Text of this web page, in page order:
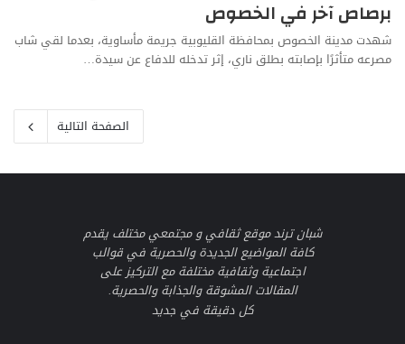
برصاص آخر في الخصوص
شهدت مدينة الخصوص بمحافظة القليوبية جريمة مأساوية، بعدما لقي شاب
مصرعه متأثرًا بإصابته بطلق ناري، إثر تدخله للدفاع عن سيدة…
الصفحة التالية
شبان ترند موقع ثقافي و مجتمعي مختلف يقدم
كافة المواضيع الجديدة والحصرية في قوالب
اجتماعية وثقافية مختلفة مع التركيز على
المقالات المشوقة والجذابة والحصرية.
كل دقيقة في جديد